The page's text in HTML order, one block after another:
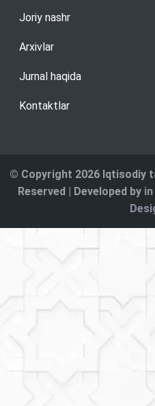
Joriy nashr
Arxivlar
Jurnal haqida
Kontaktlar
© Copyright 2026 Iqtisodiy
Reserved | Developed by